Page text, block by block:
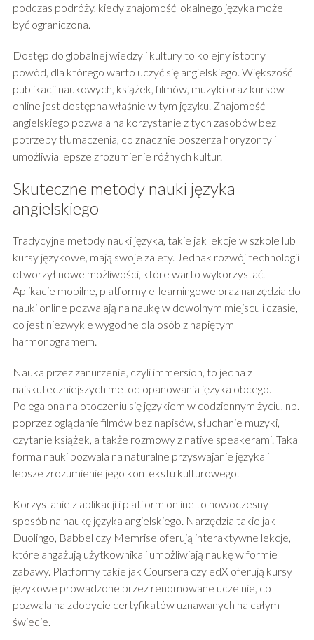
podczas podróży, kiedy znajomość lokalnego języka może
być ograniczona.
Dostęp do globalnej wiedzy i kultury to kolejny istotny
powód, dla którego warto uczyć się angielskiego. Większość
publikacji naukowych, książek, filmów, muzyki oraz kursów
online jest dostępna właśnie w tym języku. Znajomość
angielskiego pozwala na korzystanie z tych zasobów bez
potrzeby tłumaczenia, co znacznie poszerza horyzonty i
umożliwia lepsze zrozumienie różnych kultur.
Skuteczne metody nauki języka
angielskiego
Tradycyjne metody nauki języka, takie jak lekcje w szkole lub
kursy językowe, mają swoje zalety. Jednak rozwój technologii
otworzył nowe możliwości, które warto wykorzystać.
Aplikacje mobilne, platformy e-learningowe oraz narzędzia do
nauki online pozwalają na naukę w dowolnym miejscu i czasie,
co jest niezwykle wygodne dla osób z napiętym
harmonogramem.
Nauka przez zanurzenie, czyli immersion, to jedna z
najskuteczniejszych metod opanowania języka obcego.
Polega ona na otoczeniu się językiem w codziennym życiu, np.
poprzez oglądanie filmów bez napisów, słuchanie muzyki,
czytanie książek, a także rozmowy z native speakerami. Taka
forma nauki pozwala na naturalne przyswajanie języka i
lepsze zrozumienie jego kontekstu kulturowego.
Korzystanie z aplikacji i platform online to nowoczesny
sposób na naukę języka angielskiego. Narzędzia takie jak
Duolingo, Babbel czy Memrise oferują interaktywne lekcje,
które angażują użytkownika i umożliwiają naukę w formie
zabawy. Platformy takie jak Coursera czy edX oferują kursy
językowe prowadzone przez renomowane uczelnie, co
pozwala na zdobycie certyfikatów uznawanych na całym
świecie.